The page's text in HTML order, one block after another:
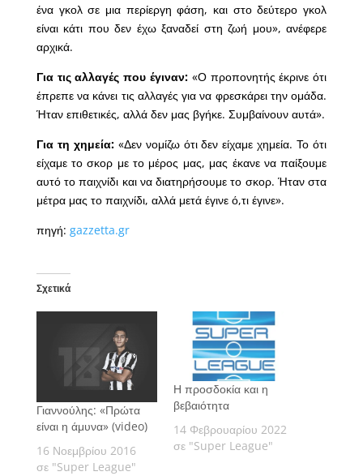
ένα γκολ σε μια περίεργη φάση, και στο δεύτερο γκολ
είναι κάτι που δεν έχω ξαναδεί στη ζωή μου», ανέφερε
αρχικά.
Για τις αλλαγές που έγιναν: «Ο προπονητής έκρινε ότι
έπρεπε να κάνει τις αλλαγές για να φρεσκάρει την ομάδα.
Ήταν επιθετικές, αλλά δεν μας βγήκε. Συμβαίνουν αυτά».
Για τη χημεία:«Δεν νομίζω ότι δεν είχαμε χημεία. Το ότι
είχαμε το σκορ με το μέρος μας, μας έκανε να παίξουμε
αυτό το παιχνίδι και να διατηρήσουμε το σκορ. Ήταν στα
μέτρα μας το παιχνίδι, αλλά μετά έγινε ό,τι έγινε».
πηγή: gazzetta.gr
Σχετικά
Γιαννούλης: «Πρώτα
είναι η άμυνα» (video)
16 Νοεμβρίου 2016
σε "Super League"
Η προσδοκία και η
βεβαιότητα
14 Φεβρουαρίου 2022
σε "Super League"